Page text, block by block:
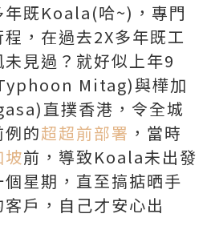
年既Koala(哈~)，專門
，在過去2X多年既工
見過？就好似上年9
Mitag)與樺加
直撲香港，令全城
的超超前部署 ，當時
坡前，導致Koala未出發
星期，直至搞掂晒手
戶，自己才安心出